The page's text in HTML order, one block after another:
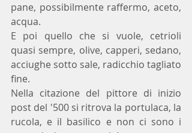
pane, possibilmente raffermo, aceto,
acqua.
E poi quello che si vuole, cetrioli
quasi sempre, olive, capperi, sedano,
acciughe sotto sale, radicchio tagliato
fine.
Nella citazione del pittore di inizio
post del '500 si ritrova la portulaca, la
rucola, e il basilico e non ci sono i